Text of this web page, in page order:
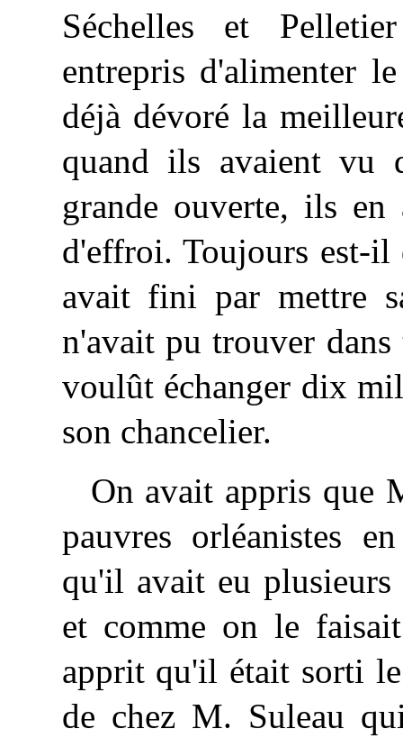
Séchelles et
entrepris d'alimenter
déjà dévoré la
quand ils avaient vu
grande ouverte, ils en
d'effroi. Toujours est-il
avait fini par mettre
n'avait pu trouver
voulût échanger dix
son chancelier.
On avait appris que
pauvres orléanistes
qu'il avait eu plusieurs
et comme on le
apprit qu'il était sorti
de chez M. Suleau